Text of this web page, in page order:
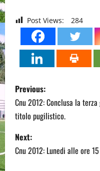
Post Views: 284
P
o
s
t
Previous:
Cnu 2012: Conclusa la
titolo pugilistico.
Next:
Cnu 2012: Lunedi alle ore